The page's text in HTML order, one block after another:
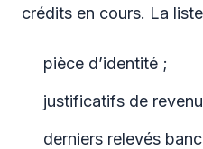
crédits en cours. La
pièce d’identité ;
justificatifs de
derniers relevés